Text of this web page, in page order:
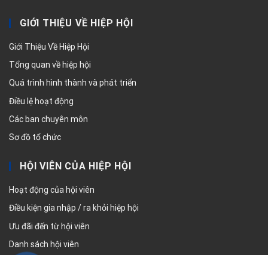
GIỚI THIỆU VỀ HIỆP HỘI
Giới Thiệu Về Hiệp Hội
Tổng quan về hiệp hội
Quá trình hình thành và phát triển
Điều lệ hoạt động
Các ban chuyên môn
Sơ đồ tổ chức
HỘI VIÊN CỦA HIỆP HỘI
Hoạt động của hội viên
Điều kiện gia nhập / ra khỏi hiệp hội
Ưu đãi đến từ hội viên
Danh sách hội viên